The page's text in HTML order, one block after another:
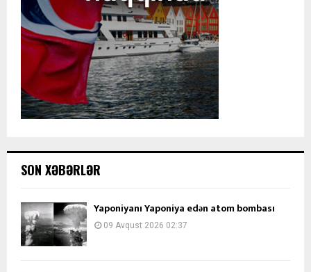
SON XƏBƏRLƏR
Yaponiyanı Yaponiya edən atom bombası
09 Avqust 2026 02:37